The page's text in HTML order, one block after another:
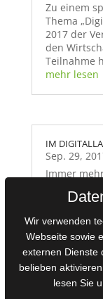
Zu einem
Thema
2017 der
den
Teilnahme
mehr lesen
IM
Sep. 29,
Immer
nicht zu
mehr lesen
Wir verwenden
Webseite sowie
externen Dienste
belieben
lesen Sie